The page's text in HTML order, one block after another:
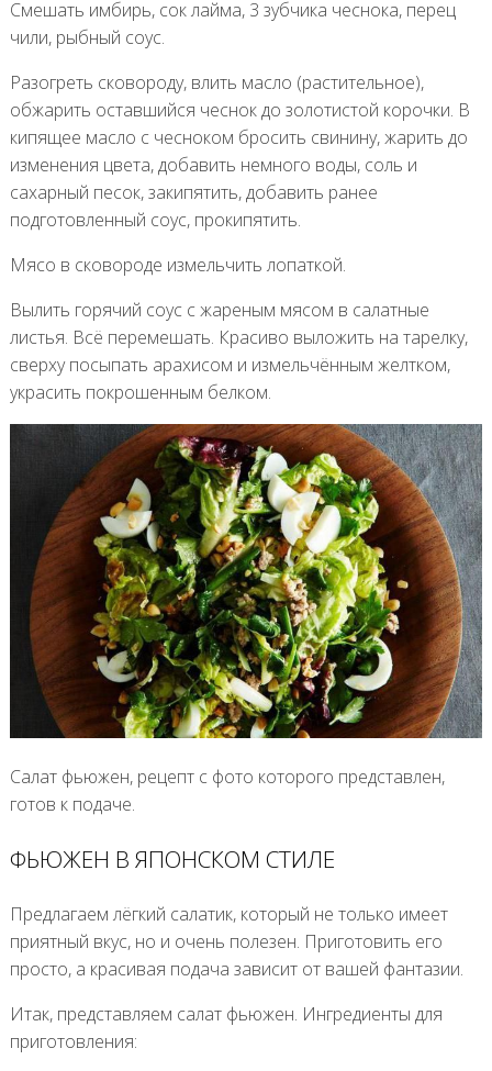
Смешать имбирь, сок лайма, 3 зубчика чеснока, перец
чили, рыбный соус.
Разогреть сковороду, влить масло (растительное),
обжарить оставшийся чеснок до золотистой корочки. В
кипящее масло с чесноком бросить свинину, жарить до
изменения цвета, добавить немного воды, соль и
сахарный песок, закипятить, добавить ранее
подготовленный соус, прокипятить.
Мясо в сковороде измельчить лопаткой.
Вылить горячий соус с жареным мясом в салатные
листья. Всё перемешать. Красиво выложить на тарелку,
сверху посыпать арахисом и измельчённым желтком,
украсить покрошенным белком.
Салат фьюжен, рецепт с фото которого представлен,
готов к подаче.
ФЬЮЖЕН В ЯПОНСКОМ СТИЛЕ
Предлагаем лёгкий салатик, который не только имеет
приятный вкус, но и очень полезен. Приготовить его
просто, а красивая подача зависит от вашей фантазии.
Итак, представляем салат фьюжен. Ингредиенты для
приготовления: